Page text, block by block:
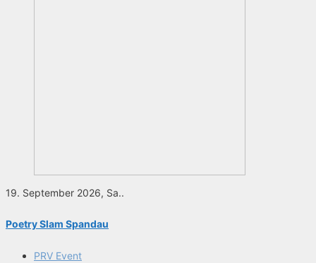
19. September 2026, Sa..
Poetry Slam Spandau
PRV Event